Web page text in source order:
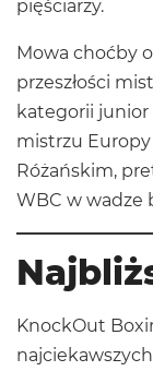
pięściarzy.
Mowa choćby
przeszłości
kategorii junior
mistrzu
Różańskim,
WBC w wadze
KnockOut